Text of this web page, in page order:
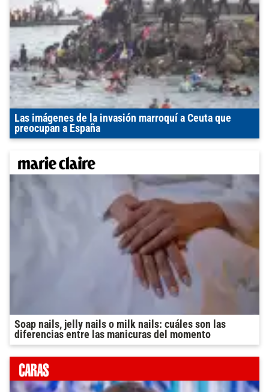
Las imágenes de la invasión marroquí a Ceuta que
preocupan a España
Soap nails, jelly nails o milk nails: cuáles son las
diferencias entre las manicuras del momento